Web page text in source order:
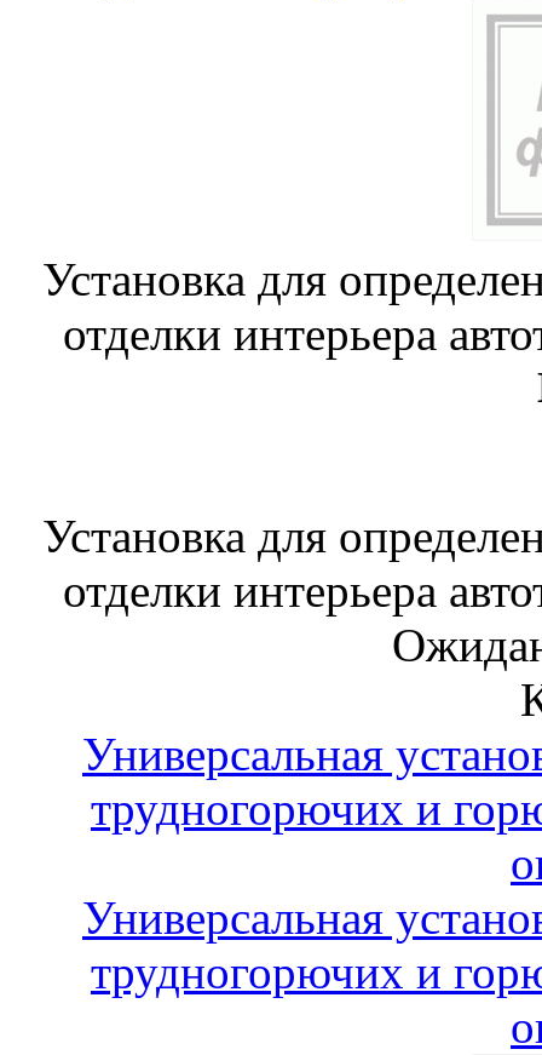
Установка для
отделки интерьера
Установка для
отделки интерьера
Универсальная
трудногорючих и
Универсальная
трудногорючих и